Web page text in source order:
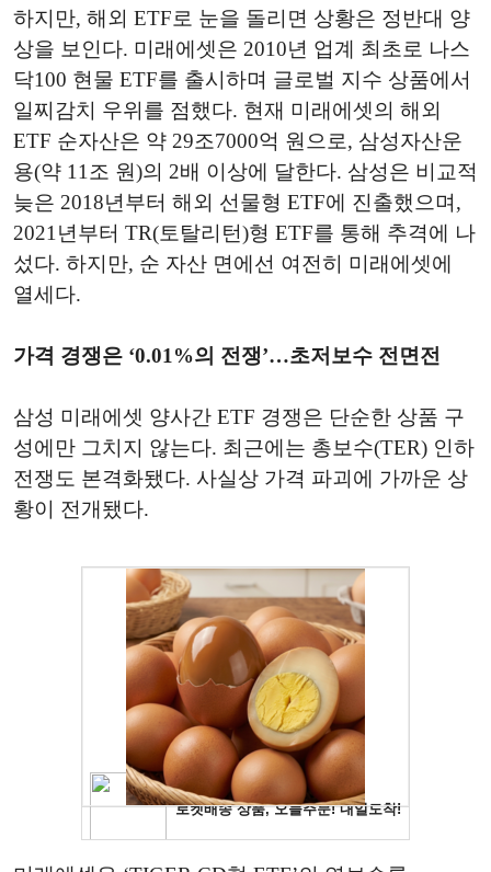
하지만, 해외 ETF로 눈을 돌리면 상황은 정반대 양
상을 보인다. 미래에셋은 2010년 업계 최초로 나스
닥100 현물 ETF를 출시하며 글로벌 지수 상품에서
일찌감치 우위를 점했다. 현재 미래에셋의 해외
ETF 순자산은 약 29조7000억 원으로, 삼성자산운
용(약 11조 원)의 2배 이상에 달한다. 삼성은 비교적
늦은 2018년부터 해외 선물형 ETF에 진출했으며,
2021년부터 TR(토탈리턴)형 ETF를 통해 추격에 나
섰다. 하지만, 순 자산 면에선 여전히 미래에셋에
열세다.
가격 경쟁은 ‘0.01%의 전쟁’…초저보수 전면전
삼성 미래에셋 양사간 ETF 경쟁은 단순한 상품 구
성에만 그치지 않는다. 최근에는 총보수(TER) 인하
전쟁도 본격화됐다. 사실상 가격 파괴에 가까운 상
황이 전개됐다.